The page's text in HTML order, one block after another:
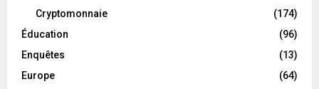
Cryptomonnaie
(174)
Éducation
(96)
Enquêtes
(13)
Europe
(64)